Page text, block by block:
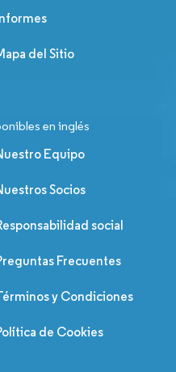
Informes
del Sitio
en inglés
Equipo
Socios
social
Frecuentes
y Condiciones
de Cookies